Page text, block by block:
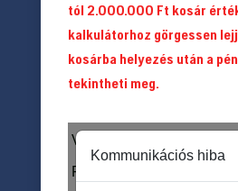
tól 2.000.000 Ft kosár
kalkulátorhoz görgessen
kosárba helyezés után a
tekintheti meg.